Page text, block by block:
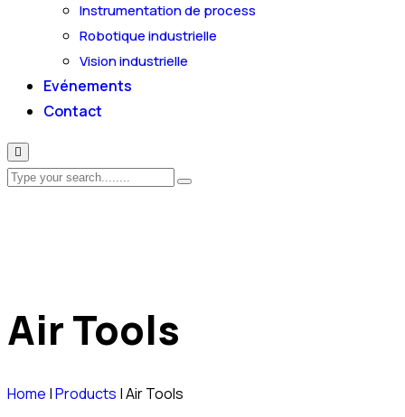
Instrumentation de process
Robotique industrielle
Vision industrielle
Evénements
Contact
Air Tools
Home |Products |Air Tools